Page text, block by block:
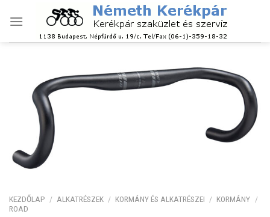
KEZDŐLAP / ALKATRÉSZEK / KORMÁNY ÉS ALKATRÉSZEI / KORMÁNY /
ROAD